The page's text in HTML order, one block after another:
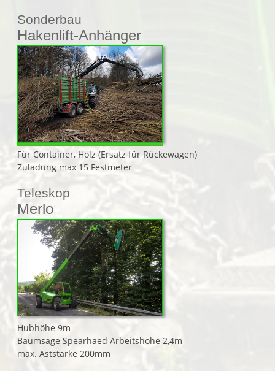
Sonderbau
Hakenlift-Anhänger
Für Container, Holz (Ersatz für Rückewagen)
Zuladung max 15 Festmeter
Teleskop
Merlo
Hubhöhe 9m
Baumsäge Spearhaed Arbeitshöhe 2,4m
max. Aststärke 200mm